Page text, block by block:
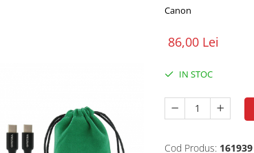
Canon
86,00 Lei
IN STOC
Cod Produs: 161939